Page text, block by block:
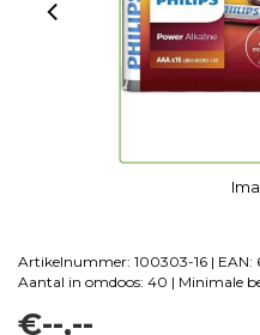
Artikelnummer: 100303-16 | EAN:
Aantal in omdoos: 40 | Minimale
€--,--